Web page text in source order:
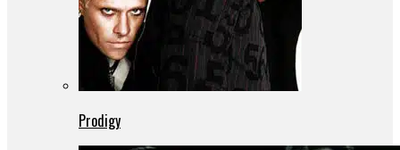
Prodigy